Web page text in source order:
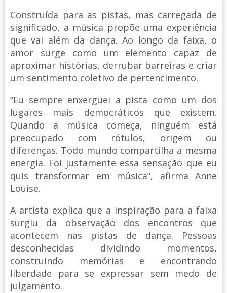
Construída para as pistas, mas carregada de
significado, a música propõe uma experiência
que vai além da dança. Ao longo da faixa, o
amor surge como um elemento capaz de
aproximar histórias, derrubar barreiras e criar
um sentimento coletivo de pertencimento.
“Eu sempre enxerguei a pista como um dos
lugares mais democráticos que existem.
Quando a música começa, ninguém está
preocupado com rótulos, origem ou
diferenças. Todo mundo compartilha a mesma
energia. Foi justamente essa sensação que eu
quis transformar em música”, afirma Anne
Louise.
A artista explica que a inspiração para a faixa
surgiu da observação dos encontros que
acontecem nas pistas de dança. Pessoas
desconhecidas dividindo momentos,
construindo memórias e encontrando
liberdade para se expressar sem medo de
julgamento.